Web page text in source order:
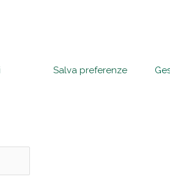
Salva preferenze